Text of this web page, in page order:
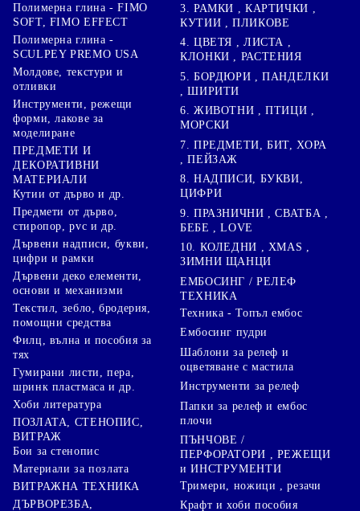
Полимерна глина - FIMO
SOFT, FIMO EFFECT
Полимерна глина -
SCULPEY PREMO USA
Молдове, текстури и
отливки
Инструменти, режещи
форми, лакове за
моделиране
ПРЕДМЕТИ И
ДЕКОРАТИВНИ
МАТЕРИАЛИ
Кутии от дърво и др.
Предмети от дърво,
стиропор, pvc и др.
Дървени надписи, букви,
цифри и рамки
Дървени деко елементи,
основи и механизми
Текстил, зебло, бродерия,
помощни средства
Филц, вълна и пособия за
тях
Гумирани листи, пера,
шринк пластмаса и др.
Хоби литература
ПОЗЛАТА, СТЕНОПИС,
ВИТРАЖ
Бои за стенопис
Материали за позлата
ВИТРАЖНА ТЕХНИКА
ДЪРВОРЕЗБА,
3. РАМКИ , КАРТИЧКИ ,
КУТИИ , ПЛИКОВЕ
4. ЦВЕТЯ , ЛИСТА ,
КЛОНКИ , РАСТЕНИЯ
5. БОРДЮРИ , ПАНДЕЛКИ
, ШИРИТИ
6. ЖИВОТНИ , ПТИЦИ ,
МОРСКИ
7. ПРЕДМЕТИ, БИТ, ХОРА
, ПЕЙЗАЖ
8. НАДПИСИ, БУКВИ,
ЦИФРИ
9. ПРАЗНИЧНИ , СВАТБА ,
БЕБЕ , LOVE
10. КОЛЕДНИ , XMAS ,
ЗИМНИ ЩАНЦИ
ЕМБОСИНГ / РЕЛЕФ
ТЕХНИКА
Техника - Топъл ембос
Ембосинг пудри
Шаблони за релеф и
оцветяване с мастила
Инструменти за релеф
Папки за релеф и ембос
плочи
ПЪНЧОВЕ /
ПЕРФОРАТОРИ , РЕЖЕЩИ
и ИНСТРУМЕНТИ
Тримери, ножици , резачи
Крафт и хоби пособия